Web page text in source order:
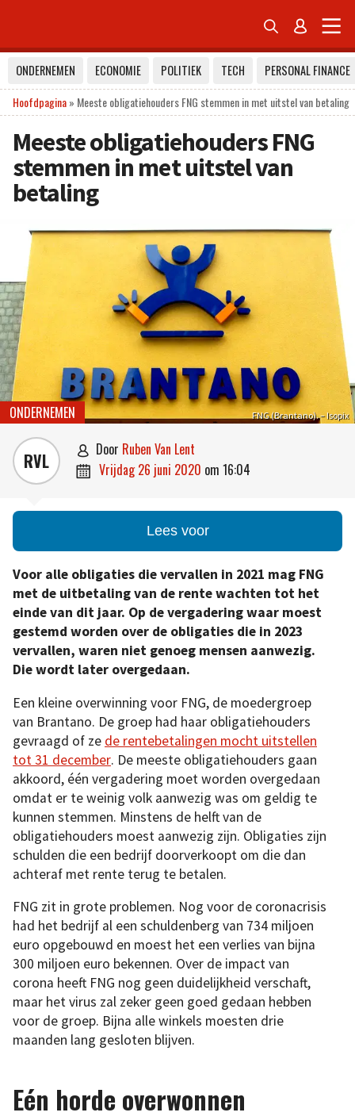
 
ONDERNEMEN ECONOMIE POLITIEK TECH
PERSONAL FINANCE
Hoofdpagina» Meeste obligatiehouders FNG stemmen in met uitstel van betaling
Meeste obligatiehouders FNG
stemmen in met uitstel van
betaling
FNG (Brantano). – Isopix
ONDERNEMEN
RVL  door Ruben Van Lent
 vrijdag 26 juni 2020 om 16:04
Lees voor
Voor alle obligaties die vervallen in 2021 mag FNG
met de uitbetaling van de rente wachten tot het
einde van dit jaar. Op de vergadering waar moest
gestemd worden over de obligaties die in 2023
vervallen, waren niet genoeg mensen aanwezig.
Die wordt later overgedaan.
Een kleine overwinning voor FNG, de moedergroep
van Brantano. De groep had haar obligatiehouders
gevraagd of ze de rentebetalingen mocht uitstellen
tot 31 december. De meeste obligatiehouders gaan
akkoord, één vergadering moet worden overgedaan
omdat er te weinig volk aanwezig was om geldig te
kunnen stemmen. Minstens de helft van de
obligatiehouders moest aanwezig zijn. Obligaties zijn
schulden die een bedrijf doorverkoopt om die dan
achteraf met rente terug te betalen.
FNG zit in grote problemen. Nog voor de coronacrisis
had het bedrijf al een schuldenberg van 734 miljoen
euro opgebouwd en moest het een verlies van bijna
300 miljoen euro bekennen. Over de impact van
corona heeft FNG nog geen duidelijkheid verschaft,
maar het virus zal zeker geen goed gedaan hebben
voor de groep. Bijna alle winkels moesten drie
maanden lang gesloten blijven.
Eén horde overwonnen